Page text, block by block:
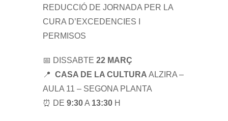
REDUCCIÓ DE JORNADA PER LA
CURA D’EXCEDENCIES I
PERMISOS
📅 DISSABTE 22 MARÇ
📍 CASA DE LA CULTURA ALZIRA –
AULA 11 – SEGONA PLANTA
⏰ DE 9:30A 13:30 H